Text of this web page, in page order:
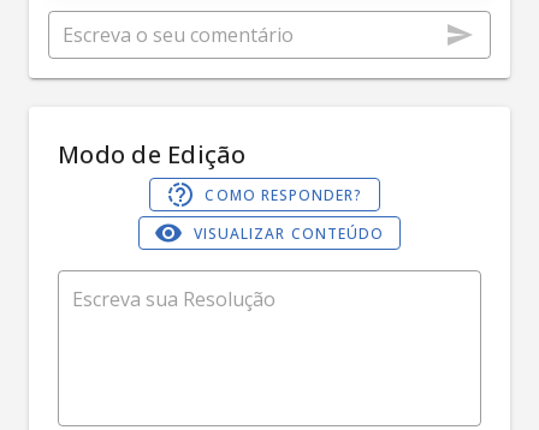
Modo de Edição
COMO RESPONDER?
VISUALIZAR CONTEÚDO